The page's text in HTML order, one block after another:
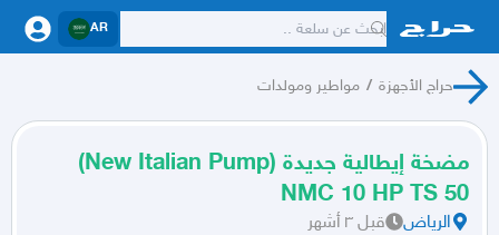
AR
حراج الأجهزة / مواطير ومولدات
مضخة إيطالية جديدة (New Italian Pump)
NMC 10 HP TS 50
الرياض قبل ٣ أشهر